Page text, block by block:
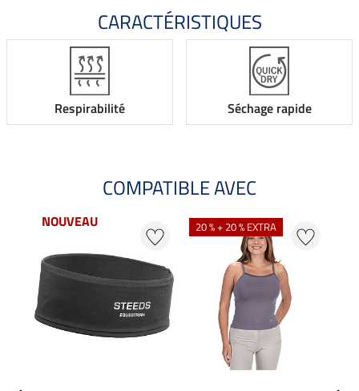
CARACTÉRISTIQUES
Respirabilité Séchage rapide
COMPATIBLE AVEC
NOUVEAU 20 % + 20 % EXTRA